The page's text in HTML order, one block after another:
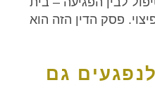
פסק הדין הזה הוא
גם